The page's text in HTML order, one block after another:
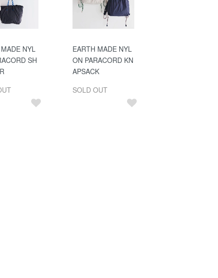
NYL
SH
EARTH MADE NYL
ON PARACORD KN
APSACK
SOLD OUT